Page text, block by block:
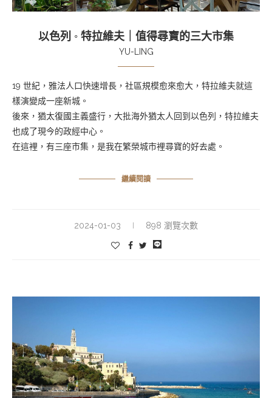
以色列 ◦ 特拉維夫｜值得尋寶的三大市集
YU-LING
19 世紀，雅法人口快速增長，社區規模愈來愈大，特拉維夫就這
樣演變成一座新城。
後來，猶太復國主義盛行，大批海外猶太人回到以色列，特拉維夫
也成了現今的政經中心。
在這裡，有三座市集，是我在繁榮城市裡尋寶的好去處。
繼續閱讀
2024-01-03 898 瀏覽次數